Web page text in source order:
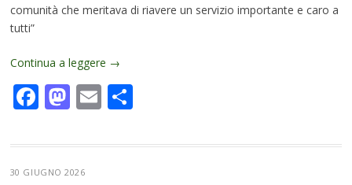
comunità che meritava di riavere un servizio importante e caro a
tutti”
Continua a leggere →
Facebook
Mastodon
EmailCondividi
30 GIUGNO 2026